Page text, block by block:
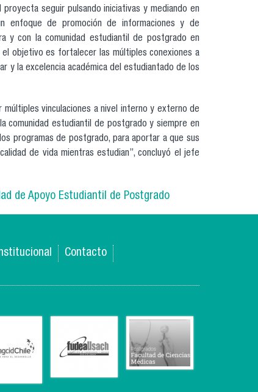
seguir pulsando iniciativas y mediando en
enfoque de promoción de informaciones y de
y con la comunidad estudiantil de postgrado en
el objetivo es fortalecer las múltiples conexiones a
y la excelencia académica del estudiantado de los
vinculaciones a nivel interno y externo de
comunidad estudiantil de postgrado y siempre en
programas de postgrado, para aportar a que sus
de vida mientras estudian”, concluyó el jefe
de Apoyo Estudiantil de Postgrado
Contacto